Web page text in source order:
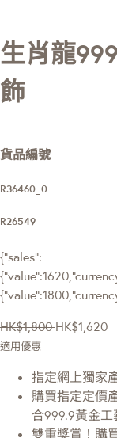
生肖龍
飾
貨品編號
R36460_0
R26549
{"sales":
HK$1,800 HK$1,620
適用優惠
指定網上獨家
購買指定定價
合999.9黃金工
雙重獎賞！購